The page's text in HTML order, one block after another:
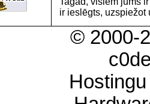
ir ieslēgts, uzspiežot
© 2000-